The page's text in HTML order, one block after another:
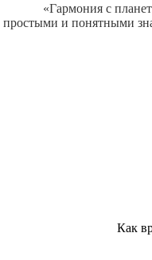
«Гармония с
и понятными
Как